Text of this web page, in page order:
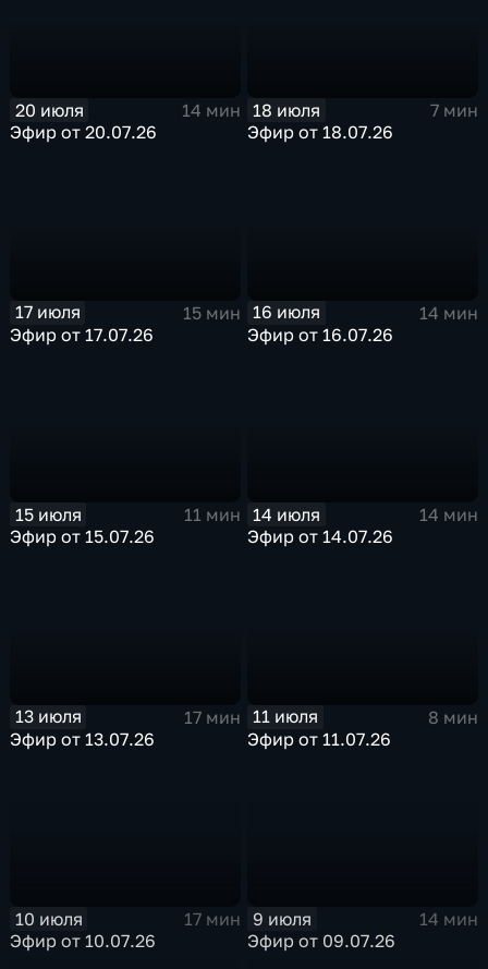
20 июля
14 мин
Эфир от 20.07.26
18 июля
7 мин
Эфир от 18.07.26
17 июля
15 мин
Эфир от 17.07.26
16 июля
14 мин
Эфир от 16.07.26
15 июля
11 мин
Эфир от 15.07.26
14 июля
14 мин
Эфир от 14.07.26
13 июля
17 мин
Эфир от 13.07.26
11 июля
8 мин
Эфир от 11.07.26
10 июля
17 мин
Эфир от 10.07.26
9 июля
14 мин
Эфир от 09.07.26